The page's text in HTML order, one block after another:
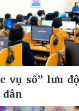
vụ số” lưu
dân